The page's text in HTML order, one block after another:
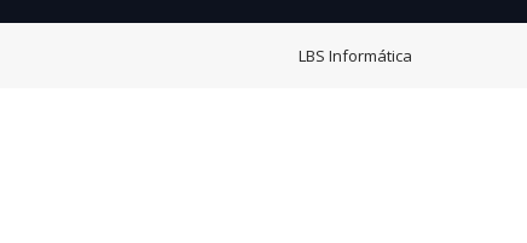
LBS Informática